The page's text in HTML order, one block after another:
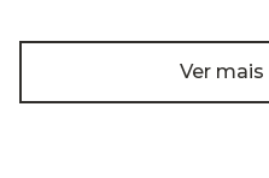
Ver